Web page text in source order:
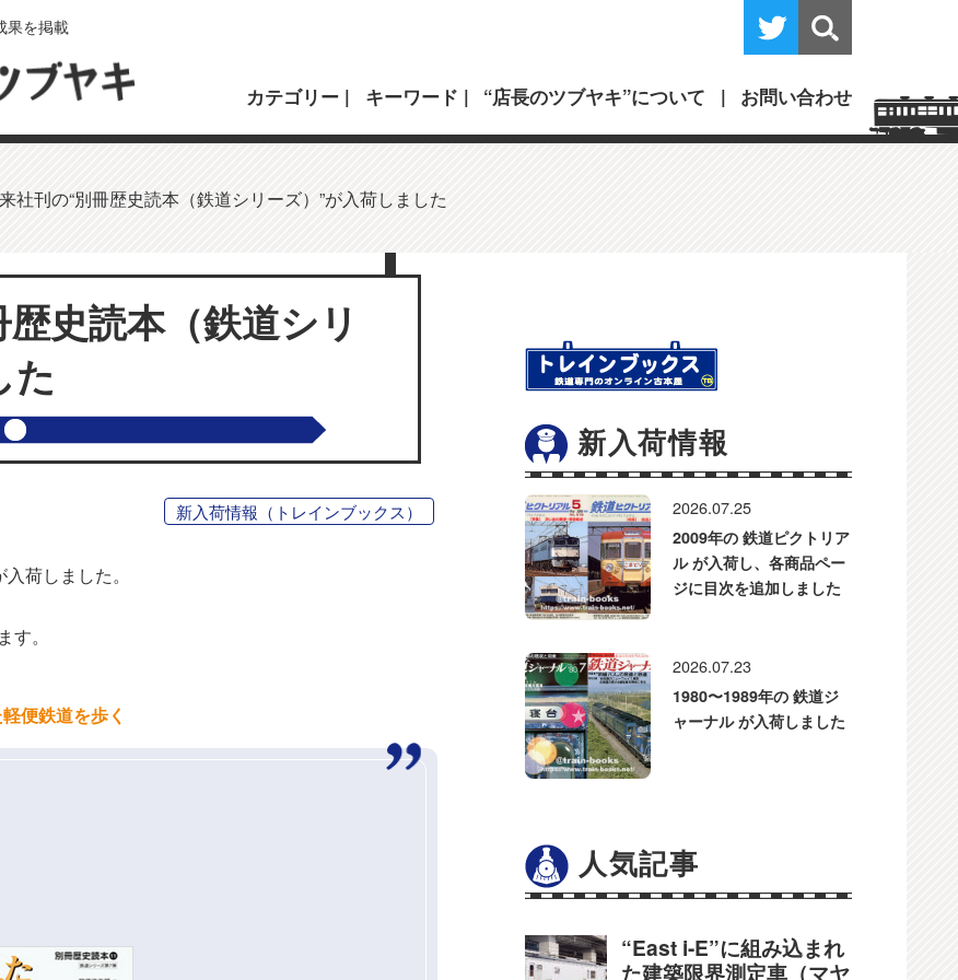
果を掲載
カテゴリー キーワード “店長のツブヤキ”について お問い合わせ
社刊の“別冊歴史読本（鉄道シリーズ）”が入荷しました
史読本（鉄道シリ
た
新入荷情報（トレインブックス）
荷しました。
す。
便鉄道を歩く
新入荷情報
2026.07.25
2009年の 鉄道ピクトリア
ル が入荷し、各商品ペー
ジに目次を追加しました
2026.07.23
1980〜1989年の 鉄道ジ
ャーナル が入荷しました
人気記事